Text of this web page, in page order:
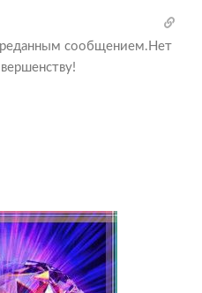
сообщением.Нет